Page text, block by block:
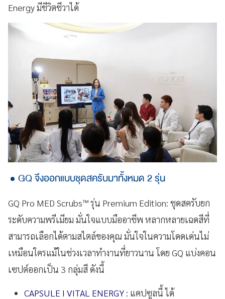
Energy มีชีวิตชีวาได้
GQ จึงออกแบบชุดสครับมาทั้งหมด 2 รุ่น
GQ Pro MED Scrubs™ รุ่น Premium Edition: ชุดสครับยก
ระดับความพรีเมียม มั่นใจแบบมืออาชีพ หลากหลายเฉดสีที่
สามารถเลือกได้ตามสไตล์ของคุณ มั่นใจในความโดดเด่นไม่
เหมือนใครแม้ในช่วงเวลาทำงานที่ยาวนาน โดย GQ แบ่งคอน
เซปต์ออกเป็น 3 กลุ่มสี ดังนี้
CAPSULE I VITAL ENERGY : แคปซูลนี้ ได้